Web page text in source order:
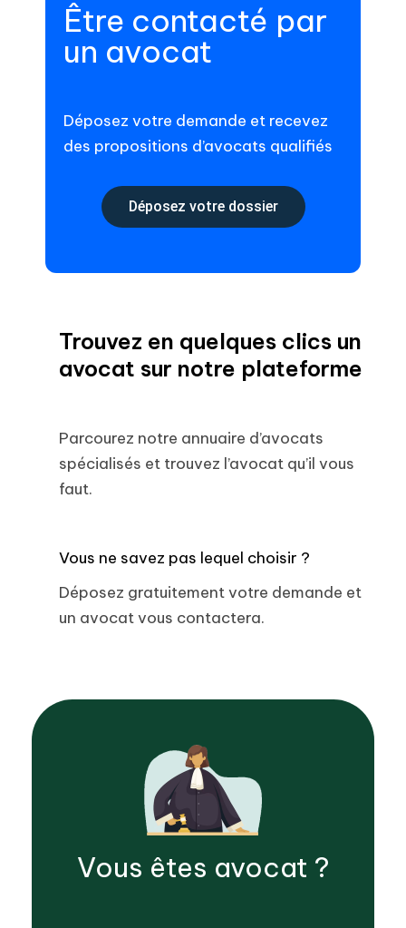
Être contacté par
un avocat
Déposez votre demande et recevez
des propositions d’avocats qualifiés
Déposez votre dossier
Trouvez en quelques clics un
avocat sur notre plateforme
Parcourez notre annuaire d’avocats
spécialisés et trouvez l’avocat qu’il vous
faut.
Vous ne savez pas lequel choisir ?
Déposez gratuitement votre demande et
un avocat vous contactera.
Vous êtes avocat ?